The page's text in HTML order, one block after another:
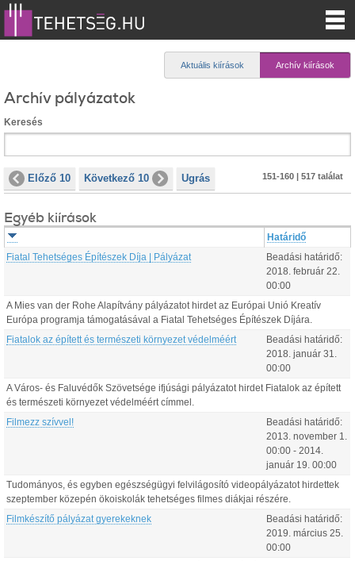
Aktuális kiírások Archív kiírások
Archív pályázatok
Keresés
Előző 10 Következő 10 Ugrás 151-160 | 517 találat
Egyéb kiírások
Határidő
Fiatal Tehetséges Építészek Díja | Pályázat
Beadási határidő:
2018. február 22
00:00
A Mies van der Rohe Alapítvány pályázatot hirdet az Európai Unió Kreatív
Európa programja támogatásával a Fiatal Tehetséges Építészek Díjára.
Fiatalok az épített és természeti környezet védelméért
Beadási határidő:
2018. január 31
00:00
A Város- és Faluvédők Szövetsége ifjúsági pályázatot hirdet Fiatalok az épített
és természeti környezet védelméért címmel.
Filmezz szívvel!
Beadási határidő:
2013. november 1
00:00 - 2014.
január 19 00:00
Tudományos, és egyben egészségügyi felvilágosító videopályázatot hirdettek
szeptember közepén ökoiskolák tehetséges filmes diákjai részére.
Filmkészítő pályázat gyerekeknek
Beadási határidő:
2019. március 25
00:00